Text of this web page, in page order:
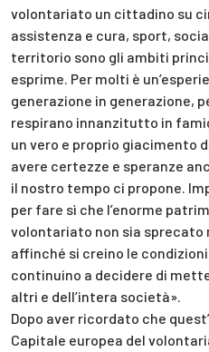
volontariato un cittadino su
assistenza e cura, sport,
territorio sono gli ambiti
esprime. Per molti è
generazione in generazione,
respirano innanzitutto in
un vero e proprio giacimento
avere certezze e speranze
il nostro tempo ci propone.
per fare sì che l’enorme
volontariato non sia sprecato
affinché si creino le
continuino a decidere di
altri e dell’intera società».
Dopo aver ricordato che
Capitale europea del